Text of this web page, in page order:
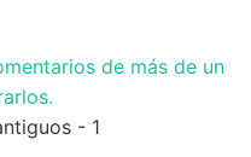
de más de un
- 1